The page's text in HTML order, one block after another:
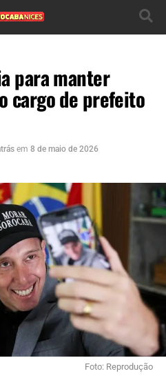
para manter
cargo de prefeito
em 8 de maio de 2026
Foto: Reprodução